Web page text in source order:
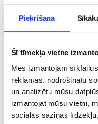
Piekrišana
Šī tīmekļa vietne
Mēs izmantojam
reklāmas, nodrošinātu
un analizētu mūsu
izmantojat mūsu vietni,
sociālās saziņas
Kas Jūsu
jāzin par
EdgeRank
12/02/2013
Facebook nesen ir